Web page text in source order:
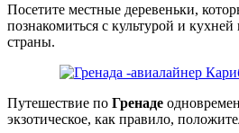
Посетите местные деревеньки,
познакомиться с культурой и
страны.
Путешествие по Гренаде
экзотическое, как правило,